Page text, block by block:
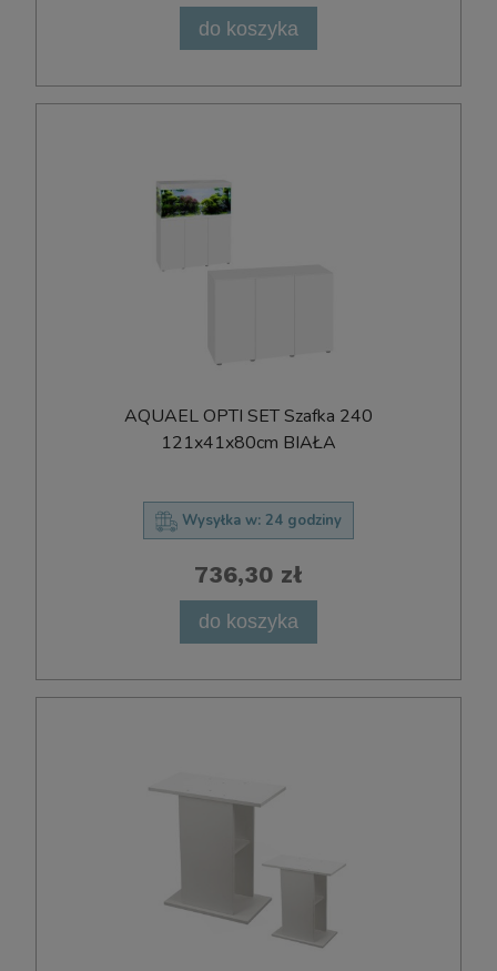
do koszyka
AQUAEL OPTI SET Szafka 240
121x41x80cm BIAŁA
Wysyłka w: 24 godziny
736,30 zł
do koszyka